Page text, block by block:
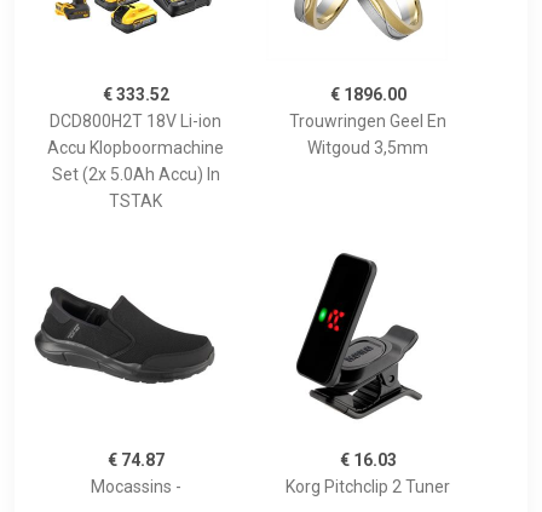
€ 333.52
DCD800H2T 18V Li-ion
Accu Klopboormachine
Set (2x 5.0Ah Accu) In
TSTAK
€ 1896.00
Trouwringen Geel En
Witgoud 3,5mm
€ 74.87
Mocassins -
€ 16.03
Korg Pitchclip 2 Tuner